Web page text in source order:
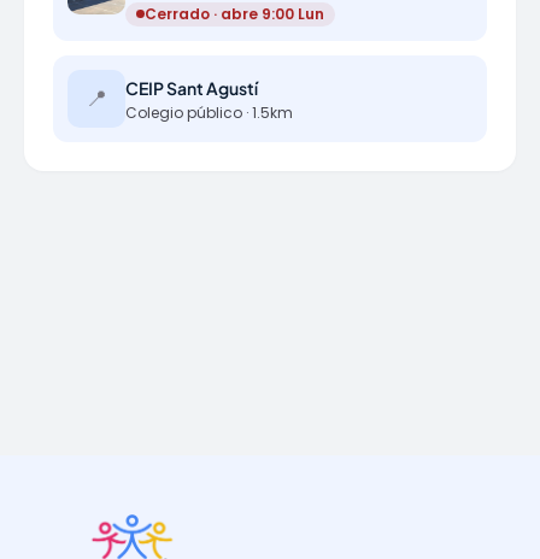
Cerrado · abre 9:00 Lun
📍 CEIP Sant Agustí
Colegio público · 1.5km